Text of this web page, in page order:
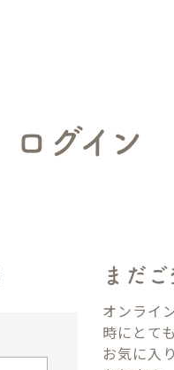
ログイン
まだ
オンライ
時にとて
お気に入